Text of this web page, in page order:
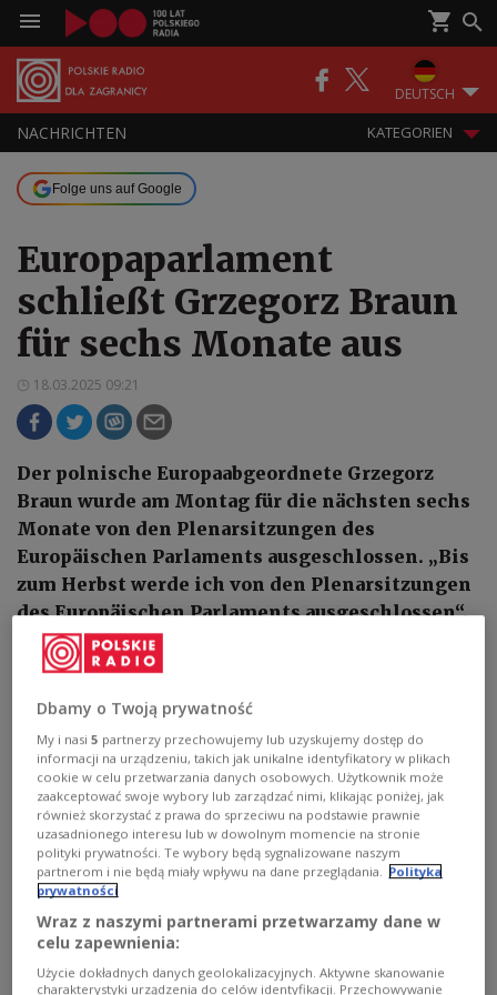
DEUTSCH
NACHRICHTEN KATEGORIEN
Folge uns auf Google
Europaparlament
schließt Grzegorz Braun
für sechs Monate aus
18.03.2025 09:21
Der polnische Europaabgeordnete Grzegorz
Braun wurde am Montag für die nächsten sechs
Monate von den Plenarsitzungen des
Europäischen Parlaments ausgeschlossen. „Bis
zum Herbst werde ich von den Plenarsitzungen
des Europäischen Parlaments ausgeschlossen“,
erklärte Braun in einem auf Facebook
veröffentlichten Video.
Grzegorz Braun Zalasem1, CC BY 4.0 , via Wikimedia Commons
Dbamy o Twoją prywatność
My i nasi5 partnerzy przechowujemy lub uzyskujemy dostęp do
informacji na urządzeniu, takich jak unikalne identyfikatory w plikach
cookie w celu przetwarzania danych osobowych. Użytkownik może
zaakceptować swoje wybory lub zarządzać nimi, klikając poniżej, jak
również skorzystać z prawa do sprzeciwu na podstawie prawnie
uzasadnionego interesu lub w dowolnym momencie na stronie
polityki prywatności. Te wybory będą sygnalizowane naszym
partnerom i nie będą miały wpływu na dane przeglądania.
Polityka
prywatności
Wraz z naszymi partnerami przetwarzamy dane w
celu zapewnienia:
Użycie dokładnych danych geolokalizacyjnych. Aktywne skanowanie
charakterystyki urządzenia do celów identyfikacji. Przechowywanie